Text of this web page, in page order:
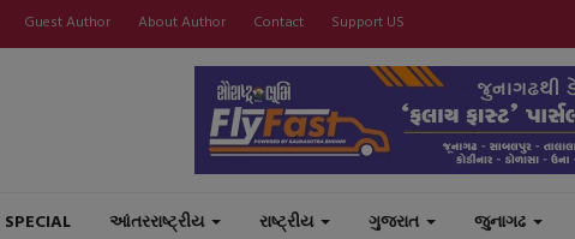
Guest Author About Author Contact Support US
આંતરરાષ્ટ્રીય રાષ્ટ્રીય ગુજરાત જુનાગઢ